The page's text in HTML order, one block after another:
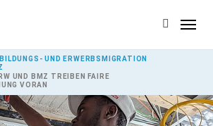
UND ERWERBSMIGRATION
UND BMZ TREIBEN FAIRE
VORAN